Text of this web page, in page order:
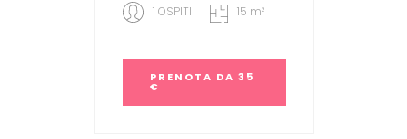
1 OSPITI 15 m²
PRENOTA DA 35
€